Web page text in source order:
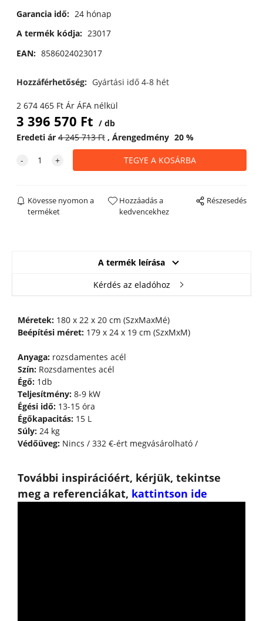
Garancia idő: 24 hónap
A termék kódja: 23017
EAN: 8586024023017
Hozzáférhetőség: Gyártási idő 4-8 hét
2 674 465Ft Ár ÁFA nélkül
3 396 570 Ft
db
Eredeti ár 4 245 713Ft Árengedmény 20%
Kövesse nyomon a
terméket
Hozzáadás a
kedvencekhez
Részesedés
A termék leírása
Kérdés az eladóhoz
Méretek:180 x 22 x 20 cm (SzxMaxMé)
Beépítési méret:179 x 24 x 19 cm (SzxMxM)
Anyaga:rozsdamentes acél
Szín:Rozsdamentes acél
Égő:1db
Teljesítmény:8-9 kW
Égési idő:13-15 óra
Égőkapacitás:15 L
Súly:24 kg
Védőüveg:Nincs / 332 €-ért megvásárolható /
További inspirációért, kérjük, tekintse
meg a referenciákat, kattintson ide